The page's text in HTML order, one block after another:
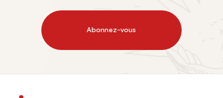
Abonnez-vous